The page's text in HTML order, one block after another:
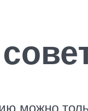
можно